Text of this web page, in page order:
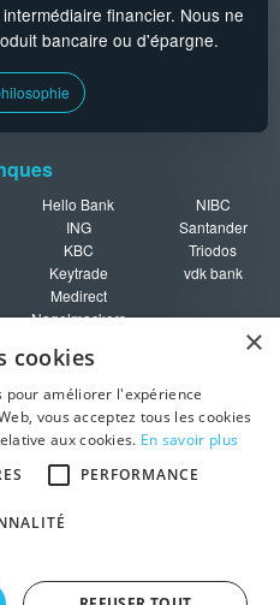
financier. Nous ne
bancaire ou d'épargne.
Hello Bank
ING
KBC
Keytrade
Medirect
Nagelmackers
NIBC
Santander
Triodos
vdk bank
Ouvrir un
compte
Doublez vos
intérêts
Fonds de
protection en
Belgique
notre comparateur en ligne !
légales|Annoncer sur ce site|
×
cookies
pour améliorer l'expérience
vous acceptez tous les cookies
aux cookies. En savoir plus
PERFORMANCE